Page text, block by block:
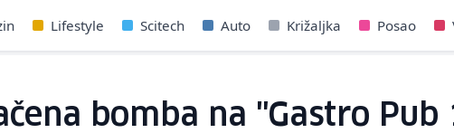
Lifestyle Scitech Auto Križaljka Posao
bomba na "Gastro Pub